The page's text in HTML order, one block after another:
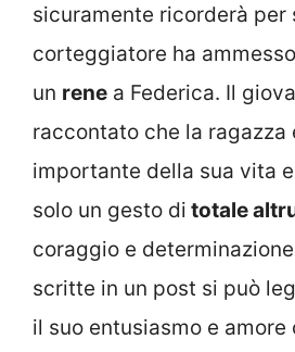
sicuramente ricorderà per
corteggiatore ha
un rene a Federica. Il
raccontato che la ragazza
importante della sua vita
solo un gesto di totale
coraggio e
scritte in un post si può
il suo entusiasmo e amore